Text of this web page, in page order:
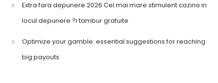
Extra fara depunere 2026 Cel mai mare stimulent cazino in
locul depunere ?i tambur gratuite
Optimize your gamble: essential suggestions for reaching
big payouts